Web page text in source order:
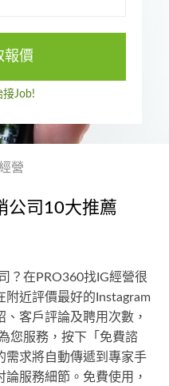
報價
接Job!
營
公司10大推薦
？在PRO360找IG經營很
附近評價最好的Instagram
客戶評論及聘用次數，
您服務，按下「免費諮
需求將自動傳遞到專家手
論服務細節。免費使用，